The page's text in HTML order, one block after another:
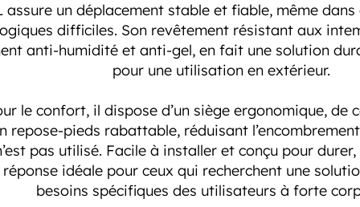
assure un déplacement stable et fiable, même
difficiles. Son revêtement résistant aux
anti-humidité et anti-gel, en fait une solution
pour une utilisation en extérieur.
le confort, il dispose d’un siège ergonomique, de
repose-pieds rabattable, réduisant
pas utilisé. Facile à installer et conçu pour
idéale pour ceux qui recherchent une
besoins spécifiques des utilisateurs à forte